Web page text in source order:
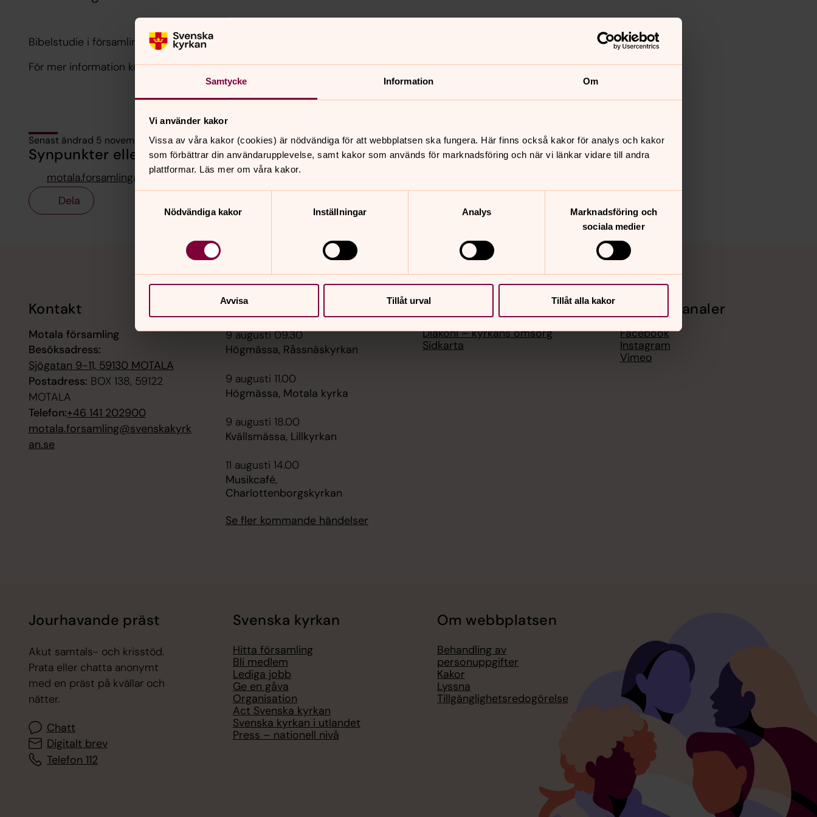
Samtycke Information Om
Vi använder kakor
Vissa av våra kakor (cookies) är nödvändiga för att webbplatsen ska fungera. Här finns också kakor för analys och kakor
som förbättrar din användarupplevelse, samt kakor som används för marknadsföring och när vi länkar vidare till andra
plattformar. Läs mer om våra kakor.
Nödvändiga kakor
Inställningar Analys
Marknadsföring och
sociala medier
Avvisa Tillåt urval Tillåt alla kakor
Bibelstudie i församlingshemmet i Motala.
För mer information kontakta Robert Birgegren.
Senast ändrad 5 november 2024
Synpunkter eller frågor på sidans innehåll?
motala.forsamling@svenskakyrkan.se
Dela
Kontakt
Motala församling
Besöksadress:
Sjögatan 9-11, 59130 MOTALA
Postadress: BOX 138, 59122
MOTALA
Telefon:+46 141 202900
motala.forsamling@svenskakyrk
an.se
Kalender
9 augusti 09.30
Högmässa, Råssnäskyrkan
9 augusti 11.00
Högmässa, Motala kyrka
9 augusti 18.00
Kvällsmässa, Lillkyrkan
11 augusti 14.00
Musikcafé,
Charlottenborgskyrkan
Se fler kommande händelser
Hitta snabbt
Diakoni – kyrkans omsorg
Sidkarta
Sociala kanaler
Facebook
Instagram
Vimeo
Jourhavande präst
Akut samtals- och krisstöd.
Prata eller chatta anonymt
med en präst på kvällar och
nätter.
Chatt
Digitalt brev
Telefon 112
Svenska kyrkan
Hitta församling
Bli medlem
Lediga jobb
Ge en gåva
Organisation
Act Svenska kyrkan
Svenska kyrkan i utlandet
Press – nationell nivå
Om webbplatsen
Behandling av
personuppgifter
Kakor
Lyssna
Tillgänglighetsredogörelse